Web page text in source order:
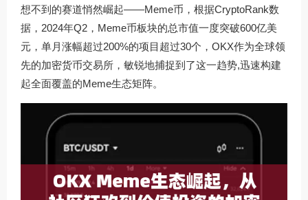
想不到的赛道悄然崛起——Meme币，根据CryptoRank数
据，2024年Q2，Meme币板块的总市值一度突破600亿美
元，单月涨幅超过200%的项目超过30个，OKX作为全球领
先的加密货币交易所，敏锐地捕捉到了这一趋势,迅速构建
起全面覆盖的Meme生态矩阵。